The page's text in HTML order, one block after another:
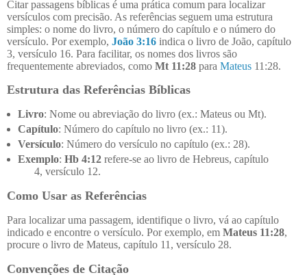
Citar passagens bíblicas é uma prática comum para localizar
versículos com precisão. As referências seguem uma estrutura
simples: o nome do livro, o número do capítulo e o número do
versículo. Por exemplo, João 3:16 indica o livro de João, capítulo
3, versículo 16. Para facilitar, os nomes dos livros são
frequentemente abreviados, como Mt 11:28 para Mateus 11:28.
Estrutura das Referências Bíblicas
Livro: Nome ou abreviação do livro (ex.: Mateus ou Mt).
Capítulo: Número do capítulo no livro (ex.: 11).
Versículo: Número do versículo no capítulo (ex.: 28).
Exemplo: Hb 4:12refere-se ao livro de Hebreus, capítulo
4, versículo 12.
Como Usar as Referências
Para localizar uma passagem, identifique o livro, vá ao capítulo
indicado e encontre o versículo. Por exemplo, em Mateus 11:28,
procure o livro de Mateus, capítulo 11, versículo 28.
Convenções de Citação